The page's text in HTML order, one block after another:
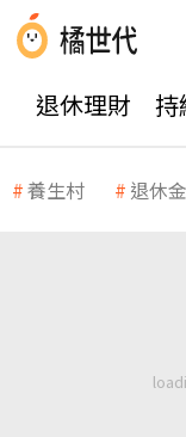
退休理財 持
養生村 退休金